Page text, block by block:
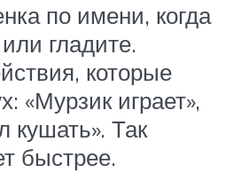
по имени, когда
гладите.
которые
«Мурзик играет»,
кушать». Так
быстрее.